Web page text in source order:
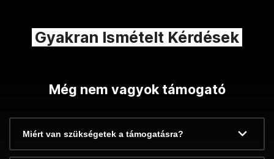
Gyakran Ismételt Kérdések
Még nem vagyok támogató
Miért van szükségetek a támogatásra?